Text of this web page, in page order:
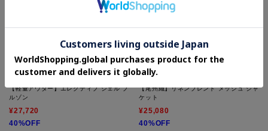
【軽量アウター】エレクティブ シェル ブ
ルゾン
¥27,720
40%OFF
TAKEO KIKUCHI
【尾州織】リネンブレンド メッシュ ジャ
ケット
¥25,080
40%OFF